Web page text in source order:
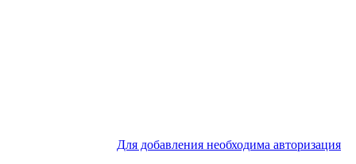
Для добавления необходима авторизация